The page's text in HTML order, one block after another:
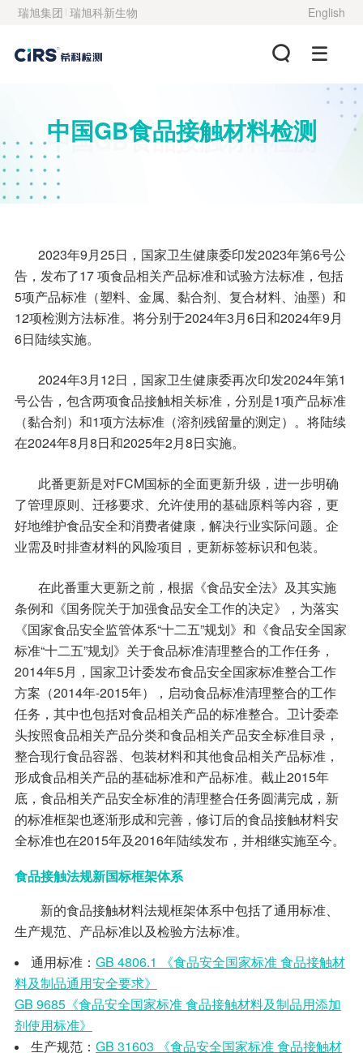
瑞旭集团 瑞旭科新生物 English
中国GB食品接触材料检测
中国GB食品接触材料检测
2023年9月25日，国家卫生健康委印发2023年第6号公
告，发布了17 项食品相关产品标准和试验方法标准，包括
5项产品标准（塑料、金属、黏合剂、复合材料、油墨）和
12项检测方法标准。将分别于2024年3月6日和2024年9月
6日陆续实施。
2024年3月12日，国家卫生健康委再次印发2024年第1
号公告，包含两项食品接触相关标准，分别是1项产品标准
（黏合剂）和1项方法标准（溶剂残留量的测定）。将陆续
在2024年8月8日和2025年2月8日实施。
此番更新是对FCM国标的全面更新升级，进一步明确
了管理原则、迁移要求、允许使用的基础原料等内容，更
好地维护食品安全和消费者健康，解决行业实际问题。企
业需及时排查材料的风险项目，更新标签标识和包装。
在此番重大更新之前，根据《食品安全法》及其实施
条例和《国务院关于加强食品安全工作的决定》，为落实
《国家食品安全监管体系“十二五”规划》和《食品安全国家
标准“十二五”规划》关于食品标准清理整合的工作任务，
2014年5月，国家卫计委发布食品安全国家标准整合工作
方案（2014年-2015年），启动食品标准清理整合的工作
任务，其中也包括对食品相关产品的标准整合。卫计委牵
头按照食品相关产品分类和食品相关产品安全标准目录，
整合现行食品容器、包装材料和其他食品相关产品标准，
形成食品相关产品的基础标准和产品标准。截止2015年
底，食品相关产品安全标准的清理整合任务圆满完成，新
的标准框架也逐渐形成和完善，修订后的食品接触材料安
全标准也在2015年及2016年陆续发布，并相继实施至今。
食品接触法规新国标框架体系
新的食品接触材料法规框架体系中包括了通用标准、
生产规范、产品标准以及检验方法标准。
通用标准：GB 4806.1 《食品安全国家标准 食品接触材
料及制品通用安全要求》
GB 9685《食品安全国家标准 食品接触材料及制品用添加
剂使用标准》
生产规范：GB 31603 《食品安全国家标准食品接触材